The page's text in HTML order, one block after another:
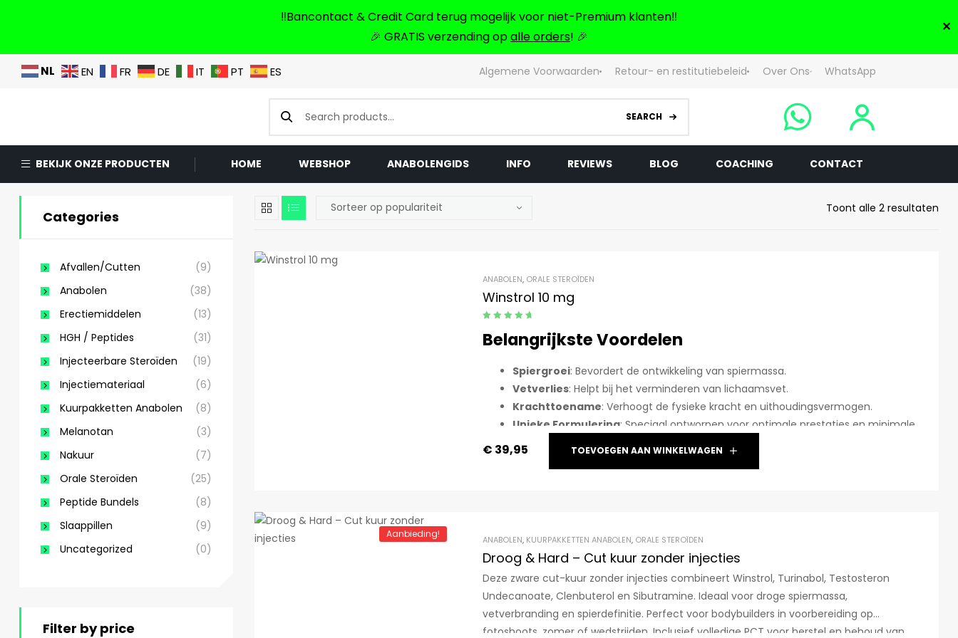
‼️Bancontact & Credit Card terug mogelijk voor niet-Premium klanten‼️
🎉 GRATIS verzending opalle orders! 🎉
✕
NL EN FR DE IT PT ES Algemene Voorwaarden Retour- en restitutiebeleid Over Ons WhatsApp
SEARCH
BEKIJK ONZE PRODUCTEN HOME WEBSHOP ANABOLENGIDS INFO REVIEWS BLOG COACHING CONTACT
Toont alle 2 resultaten
ANABOLEN, ORALE STEROÏDEN
Winstrol 10 mg
4.90uit 5
Belangrijkste Voordelen
Spiergroei: Bevordert de ontwikkeling van spiermassa.
Vetverlies: Helpt bij het verminderen van lichaamsvet.
Krachttoename: Verhoogt de fysieke kracht en uithoudingsvermogen.
Unieke Formulering: Speciaal ontworpen voor optimale prestaties en minimale
bijwerkingen.
€ 39,95 TOEVOEGEN AAN WINKELWAGEN
Aanbieding! ANABOLEN, KUURPAKKETTEN ANABOLEN, ORALE STEROÏDEN
Droog & Hard – Cut kuur zonder injecties
Deze zware cut-kuur zonder injecties combineert Winstrol, Turinabol, Testosteron
Undecanoate, Clenbuterol en Sibutramine. Ideaal voor droge spiermassa,
vetverbranding en spierdefinitie. Perfect voor bodybuilders in voorbereiding op
fotoshoots, zomer of wedstrijden. Inclusief volledige PCT voor herstel en behoud van
Categories
Afvallen/Cutten
(9)
Anabolen
(38)
Erectiemiddelen
(13)
HGH / Peptides
(31)
Injecteerbare Steroïden
(19)
Injectiemateriaal
(6)
Kuurpakketten Anabolen
(8)
Melanotan
(3)
Nakuur
(7)
Orale Steroïden
(25)
Peptide Bundels
(8)
Slaappillen
(9)
Uncategorized
(0)
Filter by price